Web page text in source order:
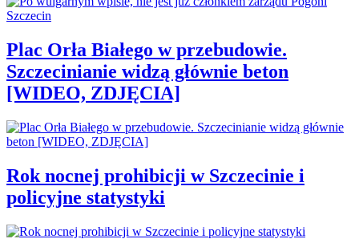
Plac Orła Białego w przebudowie.
Szczecinianie widzą głównie beton
[WIDEO, ZDJĘCIA]
Rok nocnej prohibicji w Szczecinie i
policyjne statystyki